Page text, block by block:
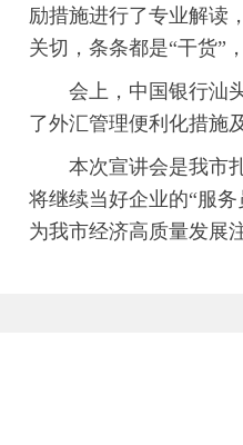
励措施进行了专业解读
关切，条条都是“干货”
会上，中国银行汕头
了外汇管理便利化措施
本次宣讲会是我市扎
将继续当好企业的“服
为我市经济高质量发展